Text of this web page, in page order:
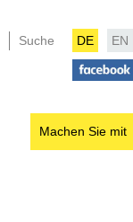
Suche DE EN
Machen Sie mit